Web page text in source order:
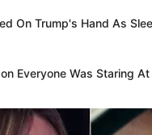
On Trump's Hand As
Everyone Was Staring